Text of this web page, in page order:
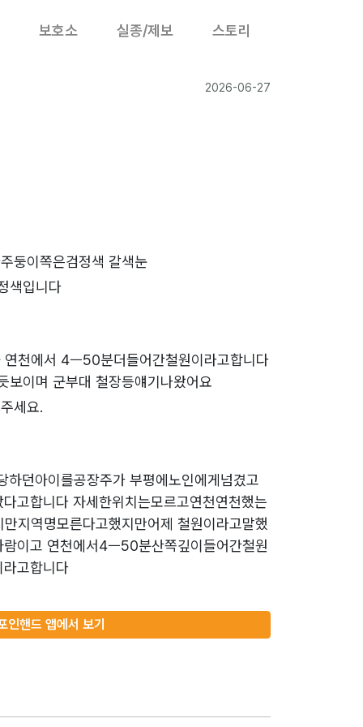
보호소 실종/제보 스토리
2026-06-27
둥이쪽은검정색 갈색눈
색입니다
연천에서 4ㅡ50분더들어간철원이라고합니다
보이며 군부대 철장등얘기나왔어요
세요.
하던아이를공장주가 부평에노인에게넘겼고
고합니다 자세한위치는모르고연천연천했는
지역명모른다고했지만어제 철원이라고말했
이고 연천에서4ㅡ50분산쪽깊이들어간철원
고합니다
인핸드 앱에서 보기